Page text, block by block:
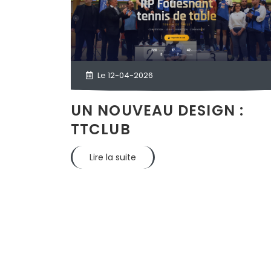
Le 12-04-2026
UN NOUVEAU DESIGN :
TTCLUB
Lire la suite